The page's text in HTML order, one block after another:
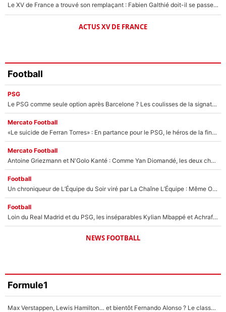
Le XV de France a trouvé son remplaçant : Fabien Galthié doit-il se passer d'Antoine Dupont ?
ACTUS XV DE FRANCE
Football
PSG
Le PSG comme seule option après Barcelone ? Les coulisses de la signature historique de Lionel Messi sont révélées au grand jour !
Mercato Football
«Le suicide de Ferran Torres» : En partance pour le PSG, le héros de la finale de la Coupe du monde s'attire les foudres de la presse espagnole !
Mercato Football
Antoine Griezmann et N'Golo Kanté : Comme Yan Diomandé, les deux champions du monde ont refusé de signer au PSG !
Football
Un chroniqueur de L’Équipe du Soir viré par La Chaîne L’Équipe : Même Olivier Ménard n’avait pas pu empêcher son départ, «je l’ai appris sur Twitter, je l’ai vécu assez mal»
Football
Loin du Real Madrid et du PSG, les inséparables Kylian Mbappé et Achraf Hakimi changent d'équipe le temps d'une journée !
NEWS FOOTBALL
Formule1
Max Verstappen, Lewis Hamilton… et bientôt Fernando Alonso ? Le classement des pilotes les mieux payés en Formule 1 risque de changer !